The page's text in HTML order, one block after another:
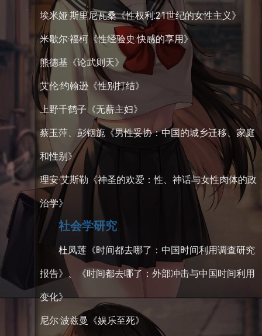
埃米娅·斯里尼瓦桑《性权利:21世纪的女性主义》
米歇尔·福柯《性经验史:快感的享用》
熊德基《论武则天》
艾伦·约翰逊《性别打结》
上野千鹤子《无薪主妇》
蔡玉萍、彭铟旎《男性妥协：中国的城乡迁移、家庭
和性别》
理安·艾斯勒《神圣的欢爱：性、神话与女性肉体的政
治学》
社会学研究
杜凤莲《时间都去哪了：中国时间利用调查研究
报告》、《时间都去哪了：外部冲击与中国时间利用
变化》
尼尔·波兹曼《娱乐至死》